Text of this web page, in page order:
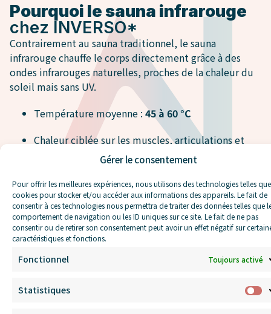
Gérer le consentement
Pour offrir les meilleures expériences, nous utilisons des technologies telles
cookies pour stocker et/ou accéder aux informations des appareils. Le fait de
consentir à ces technologies nous permettra de traiter des données telles que
comportement de navigation ou les ID uniques sur ce site. Le fait de ne pas
consentir ou de retirer son consentement peut avoir un effet négatif sur
caractéristiques et fonctions.
Fonctionnel Toujours activé
Statistiques
Pourquoi le sauna infrarouge
chez INVERSO*
Contrairement au sauna traditionnel, le sauna
infrarouge chauffe le corps directement grâce à des
ondes infrarouges naturelles, proches de la chaleur du
soleil mais sans UV.
Température moyenne : 45 à 60 °C
Chaleur ciblée sur les muscles, articulations et
Respiration facile et sensation de confort durable
Cette action en profondeur déclenche des réponses
physiologiques naturelles : activation de la circulation,
sudation progressive et détente neuromusculaire.
Réserver une séance